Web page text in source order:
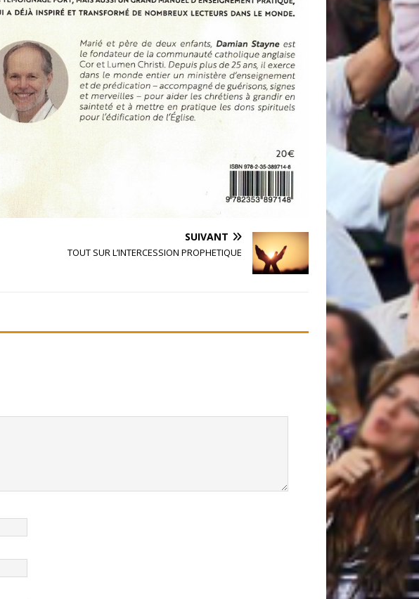
SUIVANT
TOUT SUR L’INTERCESSION PROPHETIQUE